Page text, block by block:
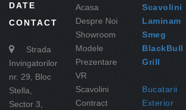
DATE
CONTACT
Strada
Invingatorilor
nr. 29, Bloc
Stella,
Sector 3,
Acasa
Despre Noi
Showroom
Modele
Prezentare
VR
Scavolini
Contract
Scavolini
Laminam
Smeg
BlackBull
Grill
Bucatarii
Exterior